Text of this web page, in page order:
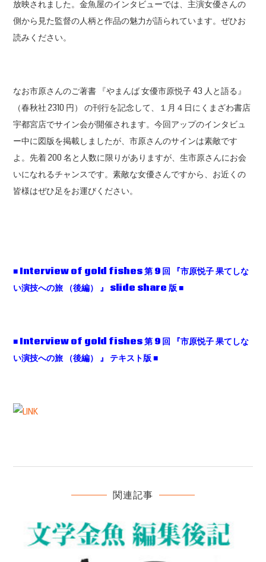
放映されました。金魚屋のインタビューでは、主演女優さんの
側から見た監督の人柄と作品の魅力が語られています。ぜひお
読みください。
なお市原さんのご著書 『やまんば 女優市原悦子 43 人と語る』
（春秋社 2310 円） の刊行を記念して、１月４日にくまざわ書店
宇都宮店でサイン会が開催されます。今回アップのインタビュ
ー中に図版を掲載しましたが、市原さんのサインは素敵です
よ。先着 200 名と人数に限りがありますが、生市原さんにお会
いになれるチャンスです。素敵な女優さんですから、お近くの
皆様はぜひ足をお運びください。
■ Interview of gold fishes 第 9 回 『市原悦子 果てしな
い演技への旅 （後編） 』 slide share 版 ■
■ Interview of gold fishes 第 9 回 『市原悦子 果てしな
い演技への旅 （後編） 』 テキスト版 ■
関連記事